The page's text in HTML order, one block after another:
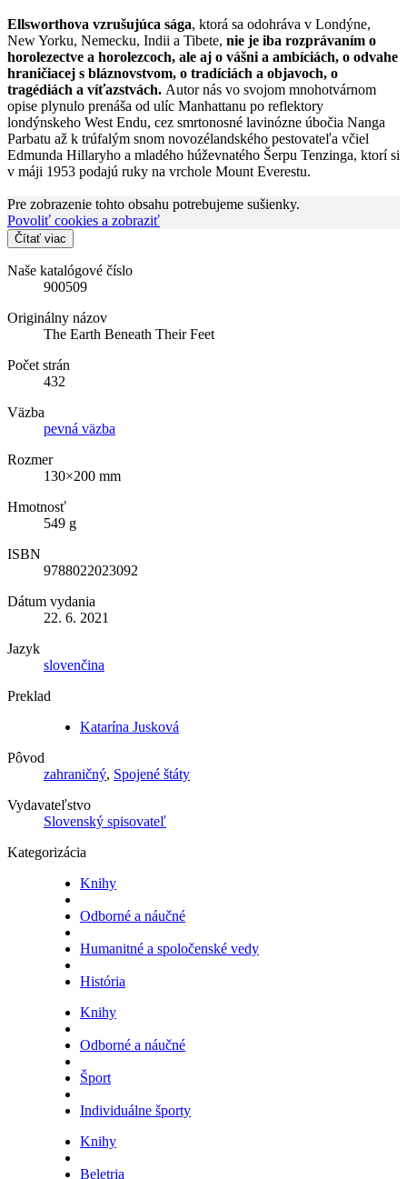
Ellsworthova vzrušujúca sága, ktorá sa odohráva v Londýne,
New Yorku, Nemecku, Indii a Tibete, nie je iba rozprávaním o
horolezectve a horolezcoch, ale aj o vášni a ambíciách, o odvahe
hraničiacej s bláznovstvom, o tradíciách a objavoch, o
tragédiách a víťazstvách. Autor nás vo svojom mnohotvárnom
opise plynulo prenáša od ulíc Manhattanu po reflektory
londýnskeho West Endu, cez smrtonosné lavinózne úbočia Nanga
Parbatu až k trúfalým snom novozélandského pestovateľa včiel
Edmunda Hillaryho a mladého húževnatého Šerpu Tenzinga, ktorí si
v máji 1953 podajú ruky na vrchole Mount Everestu.
Pre zobrazenie tohto obsahu potrebujeme sušienky.
Povoliť cookies a zobraziť
Čítať viac
Naše katalógové číslo
900509
Originálny názov
The Earth Beneath Their Feet
Počet strán
432
Väzba
pevná väzba
Rozmer
130×200 mm
Hmotnosť
549 g
ISBN
9788022023092
Dátum vydania
22. 6. 2021
Jazyk
slovenčina
Preklad
Katarína Jusková
Pôvod
zahraničný, Spojené štáty
Vydavateľstvo
Slovenský spisovateľ
Kategorizácia
Knihy
Odborné a náučné
Humanitné a spoločenské vedy
História
Knihy
Odborné a náučné
Šport
Individuálne športy
Knihy
Beletria